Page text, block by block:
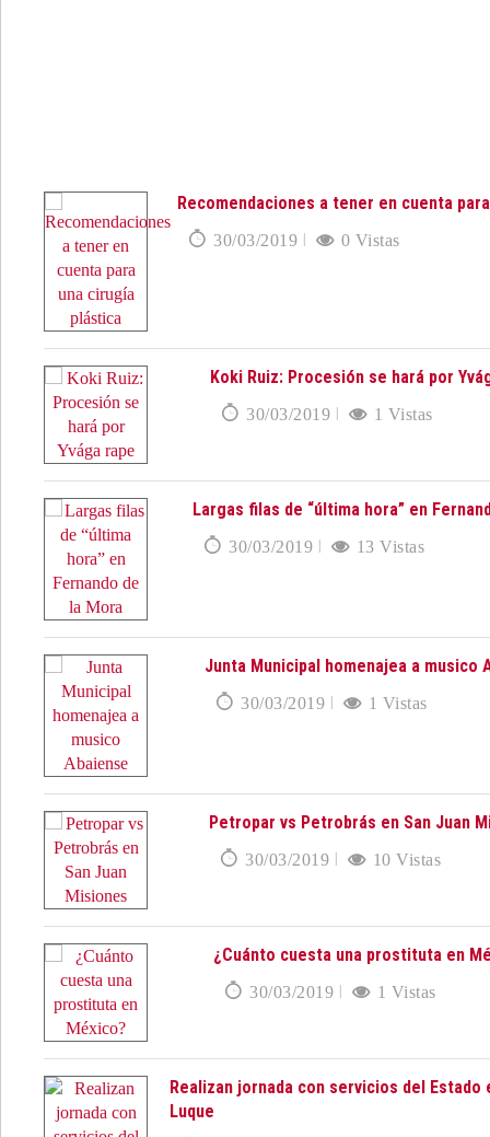
Recomendaciones a tener en cuenta
30/03/2019 0 Vistas
Koki Ruiz: Procesión se hará por
30/03/2019 1 Vistas
Largas filas de “última hora” en
30/03/2019 13 Vistas
Junta Municipal homenajea a musico
30/03/2019 1 Vistas
Petropar vs Petrobrás en San Juan
30/03/2019 10 Vistas
¿Cuánto cuesta una prostituta en
30/03/2019 1 Vistas
Realizan jornada con servicios del Estado
Luque